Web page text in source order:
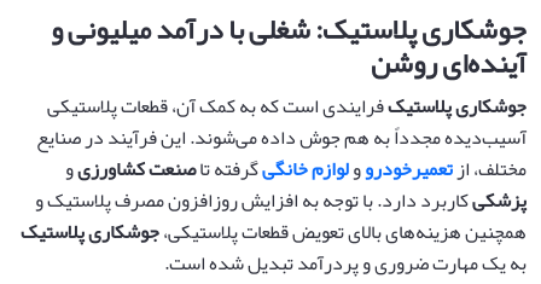
جوشکاری پلاستیک: شغلی با درآمد میلیونی و
آینده‌ای روشن
جوشکاری پلاستیکفرایندی است که به کمک آن، قطعات پلاستیکی
آسیب‌دیده مجدداً به هم جوش داده می‌شوند. این فرآیند در صنایع
مختلف، ازتعمیرخودروولوازم خانگیگرفته تاصنعت کشاورزیو
پزشکیکاربرد دارد. با توجه به افزایش روزافزون مصرف پلاستیک و
همچنین هزینه‌های بالای تعویض قطعات پلاستیکی،جوشکاری پلاستیک
به یک مهارت ضروری و پردرآمد تبدیل شده است.